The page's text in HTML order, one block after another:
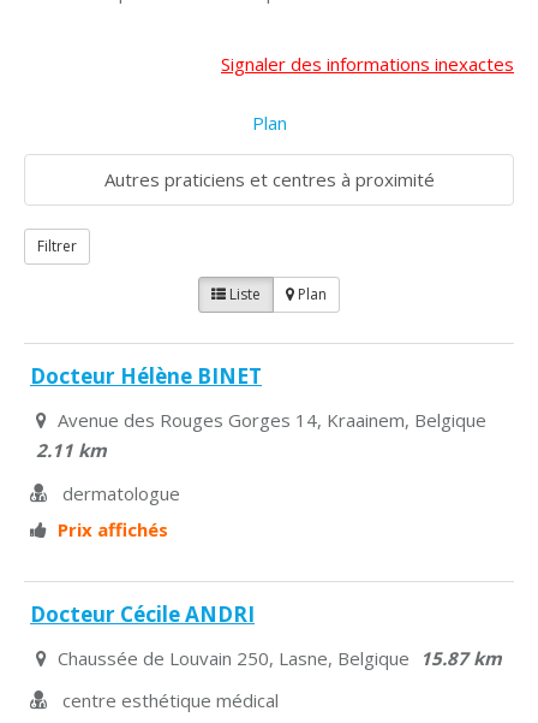
Signaler des informations inexactes
Plan
Autres praticiens et centres à proximité
Filtrer
Liste Plan
Docteur Hélène BINET
Avenue des Rouges Gorges 14, Kraainem, Belgique
2.11 km
dermatologue
Prix affichés
Docteur Cécile ANDRI
Chaussée de Louvain 250, Lasne, Belgique
15.87 km
centre esthétique médical